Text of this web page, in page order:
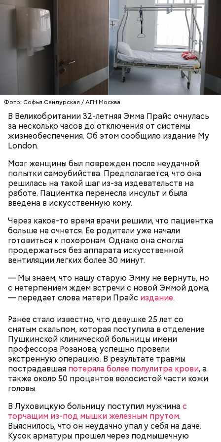
Фото: Софья Сандурская / АГН Москва
В Великобритании 32-летняя Эмма Прайс очнулась
за несколько часов до отключения от системы
жизнеобеспечения. Об этом сообщило издание My
London.
Мозг женщины был поврежден после неудачной
попытки самоубийства. Предполагается, что она
решилась на такой шаг из-за издевательств на
работе. Пациентка перенесла инсульт и была
введена в искусственную кому.
Через какое-то время врачи решили, что пациентка
больше не очнется. Ее родители уже начали
готовиться к похоронам. Однако она смогла
продержаться без аппарата искусственной
вентиляции легких более 30 минут.
— Мы знаем, что нашу старую Эмму не вернуть, но
с нетерпением ждем встречи с новой Эммой дома,
— передает слова матери Прайс издание.
Ранее стало известно, что девушке 25 лет со
снятым скальпом, которая поступила в отделение
Пушкинской клинической больницы имени
профессора Розанова, успешно провели
экстренную операцию. В результате травмы
пострадавшая потеряла более полулитра крови, а
также около 50 процентов волосистой части кожи
головы.
В Луховицкую больницу поступил мужчинас
торчащим из-под мышки железным прутом.
Выяснилось, что он неудачно упал у себя на даче.
Кусок арматуры прошел через подмышечную
объяснил, почему акулы
нападают на человека
Особенно опасно контактировать с водой, если вы
оказались в открытом море и получили порез или
ранку. Акула чувствует даже небольшое
количество крови на расстоянии до полутора
километров. Если вы поранились в воде, сразу же
выходите на берег.
— Хищник чувствует кровь, разведенную в
морской воде в пропорции один к миллиону, —
пояснил собеседник «ВМ».
Он также уточнил, что у человека крайне мало
шансов выжить, если он окажется на пути у акулы.
Ни один метод и способ защиты или обороны в
стрессовой ситуации не помогает, ведь у морского
обитателя больше преимуществ в воде как по
выносливости, так и по силе.
Экскурсовод отметил, что в заповеднике нет
могильников, техники и мертвых городов,
притягивающих сталкеров, как в украинской
увидеть территорию чернобыльской станции,
подниматься запрещено. Зато есть выселенные
деревни — местный эксклюзив.
— Таких деревень много, их 95 в заповеднике. Это
вообще отдельный объект исследования, —
Свое несогласие с предыдущим спикером в личном
разговоре с корреспондентом «Вечерней Москвы»
высказал председатель Всероссийского общества
охраны природы Элмурод Расулмухамедов.
Эксперт предположил, что любая информация,
напоминающая о проблемах экологии и ядерной
угрозы, — основание лишний раз задуматься о том,
что физический мир не вечен и только в наших
— Почему-то все говорят о заговорах, забывая о
том, что проект этот более 70 лет назад был создан
лишь из гуманных побуждений. 1947 год — период,
когда мир приходил в себя после мировых войн,
страшных кровопролитных противостояний. И в
качестве напоминания о том, что ядерные
уничтожением всего живого, были запущены эти
часы. И что бы сейчас ни говорили, они очень четко
и своевременно «реагировали» на актуальные
проблемы. Если даже у адептов этой концепции
есть коммерческие амбиции — это их право.
Главное, что они заставляют людей задуматься над
своим будущим и будущим человечества.
Также специалист отметил, что часы Судного дня
помогают больше людей привлечь к проблемам
глобального потепления, климатических изменений
и природных последствий войн.